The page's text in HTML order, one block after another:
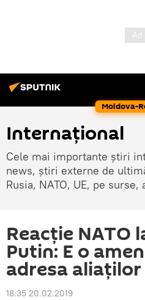
Moldova-
Internaţional
Cele mai importante știri
news, știri externe de
Rusia, NATO, UE, pe
Reacție NATO
Putin: E o
adresa aliaților
18:35 20.02.2019